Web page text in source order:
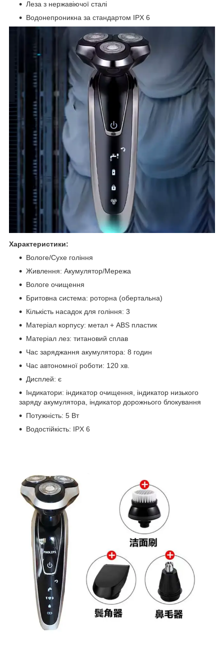
Леза з нержавіючої сталі
Водонепроникна за стандартом IPX 6
Характеристики:
Вологе/Сухе гоління
Живлення: Акумулятор/Мережа
Вологе очищення
Бритовна система: роторна (обертальна)
Кількість насадок для гоління: 3
Матеріал корпусу: метал + ABS пластик
Матеріал лез: титановий сплав
Час заряджання акумулятора: 8 годин
Час автономної роботи: 120 хв.
Дисплей: є
Індикатори: індикатор очищення, індикатор низького
заряду акумулятора, індикатор дорожнього блокування
Потужність: 5 Вт
Водостійкість: IPX 6